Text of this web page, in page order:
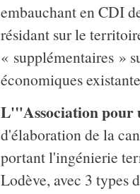
embauchant en CDI
résidant sur le
« supplémentaires »
économiques
L'"Association pour
d'élaboration de la
portant l'ingénierie
Lodève, avec 3 types